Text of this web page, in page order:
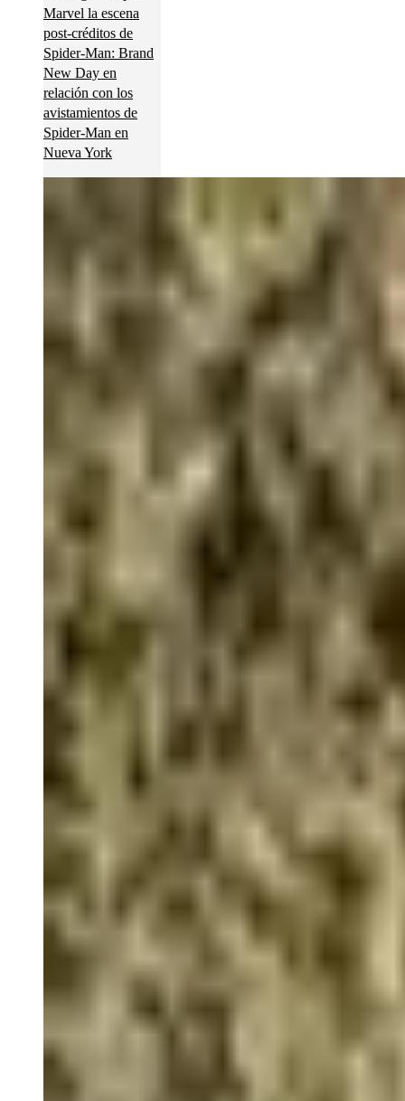
Marvel la escena
post-créditos de
Spider-Man: Brand
New Day en
relación con los
avistamientos de
Spider-Man en
Nueva York